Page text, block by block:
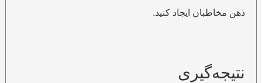
ذهن مخاطبان ایجاد کنید.
نتیجه‌گیری